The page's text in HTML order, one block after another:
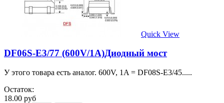
Quick View
DF06S-E3/77 (600V/1A)Диодный мост
У этого товара есть аналог. 600V, 1A = DF08S-E3/45.....
Остаток:
18.00 руб